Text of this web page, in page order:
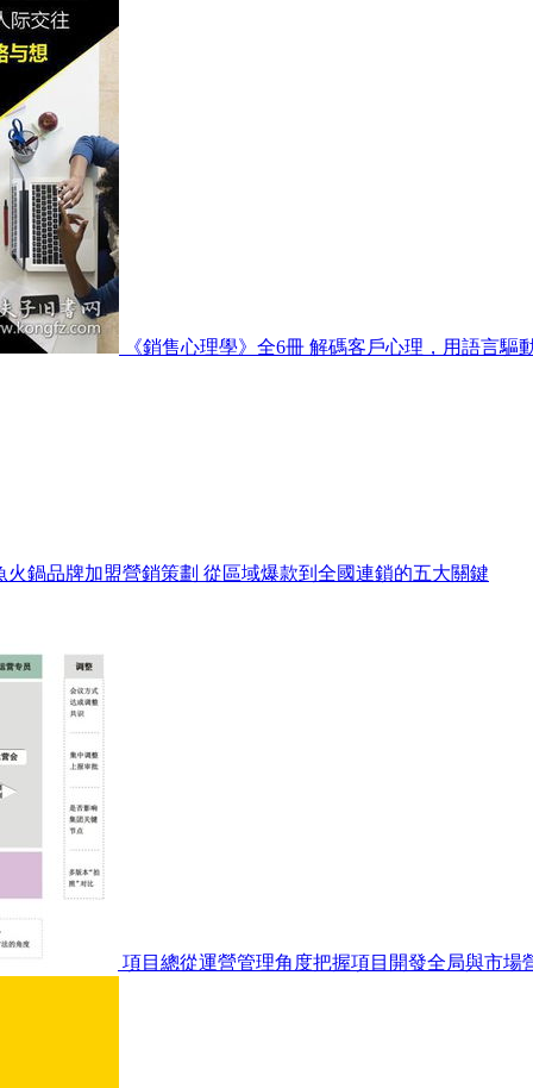
《銷售心理學》全6冊 解碼客戶心理，用語言驅
火鍋品牌加盟營銷策劃 從區域爆款到全國連鎖的五大關鍵
項目總從運營管理角度把握項目開發全局與市場